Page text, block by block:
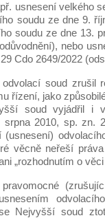
usnesení velkého
soudu ze dne 9.
soudu ze dne 13.
nebo
Cdo 2649/2022
soud zrušil
řízení, jako
soud vyjádřil i
2010, sp. zn.
věcně neřeší
„rozhodnutím o
Nejvyšší soud